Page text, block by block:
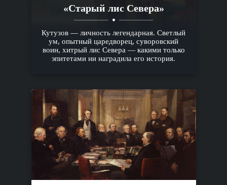
«Старый лис Севера»
Кутузов — личность легендарная. Светлый
ум, опытный царедворец, суворовский
воин, хитрый лис Севера — какими только
эпитетами ни наградила его история.